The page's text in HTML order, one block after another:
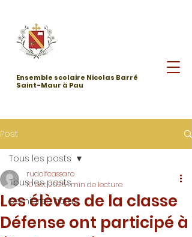
Ensemble scolaire Nicolas Barré
Saint-Maur à Pau
Post
Tous les posts
Dernières actus
Tous les posts
Les élèves de la classe
Défense ont participé à
rudolfcassaro
10 oct. 20251 min de lecture